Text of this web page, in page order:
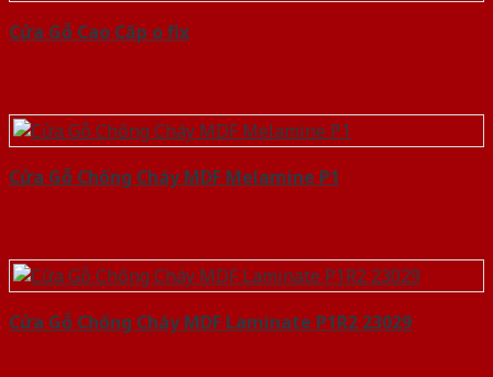
Cửa Gỗ Cao Cấp o fix
Cửa Gỗ Chống Cháy MDF Melamine P1
Cửa Gỗ Chống Cháy MDF Laminate P1R2 23029